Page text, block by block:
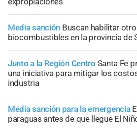
Media sanción Buscan habilitar
biocombustibles en la provincia de
Junto a la Región Centro Santa Fe
una iniciativa para mitigar los
industria
Media sanción para la emergencia
paraguas antes de que llegue El